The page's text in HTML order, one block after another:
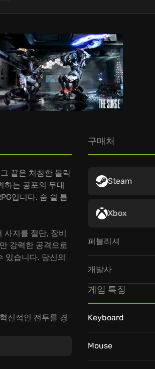
끝은 처참한 몰락
하는 공포의 무대
입니다. 숨 쉴 틈
지를 절단, 장비
강력한 공격으로
있습니다. 당신의
신적인 전투를 경
극대화, 플레이
구매처
Steam
Xbox
퍼블리셔
개발사
게임 특징
Keyboard
Mouse